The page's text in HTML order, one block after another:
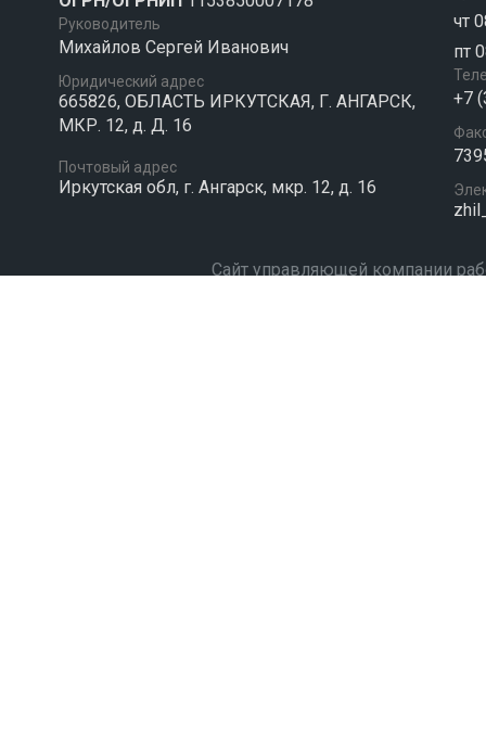
Руководитель
Михайлов Сергей Иванович
Юридический адрес
665826, ОБЛАСТЬ ИРКУТСКАЯ, Г. АНГАРСК,
МКР. 12, д. Д. 16
Почтовый адрес
Иркутская обл, г. Ангарск, мкр. 12, д. 16
чт
пт
+7
Сайт управляющей компании